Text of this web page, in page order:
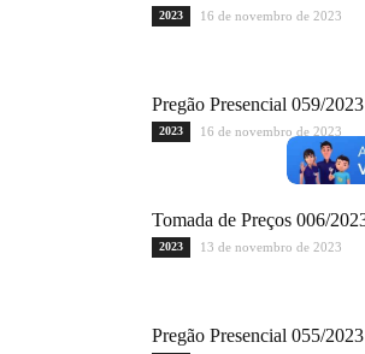
2023 16 de novembro de 2023
Pregão Presencial 059/
2023 16 de novembro de 2023
Tomada de Preços 006/
2023 13 de novembro de 2023
Pregão Presencial 055/